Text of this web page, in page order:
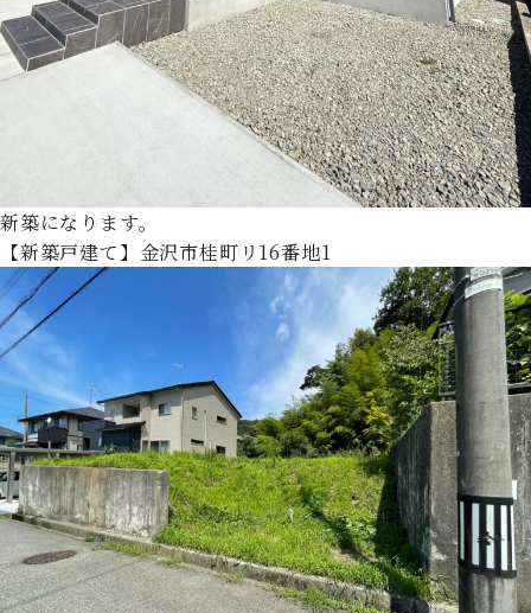
新築になります。
【新築戸建て】金沢市桂町リ16番地1